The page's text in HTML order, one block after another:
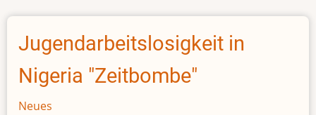
Größe
Jugendarbeitslosigkeit in
Nigeria "Zeitbombe"
Neues